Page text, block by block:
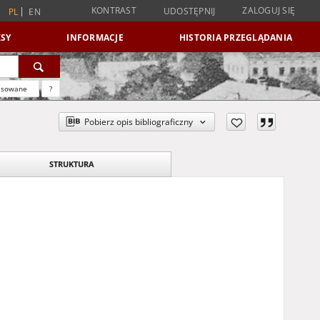
PL EN KONTRAST UDOSTĘPNIJ ZALOGUJ SIĘ
INFORMACJE HISTORIA PRZEGLĄDANIA
?
Pobierz opis bibliograficzny
STRUKTURA